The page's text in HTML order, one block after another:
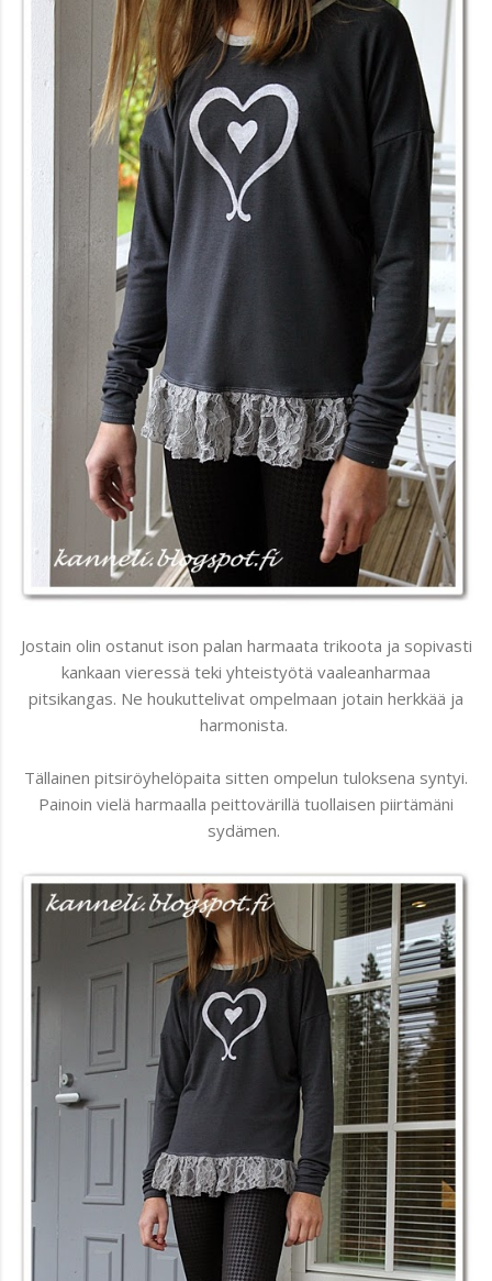
Jostain olin ostanut ison palan harmaata trikoota ja sopivasti
kankaan vieressä teki yhteistyötä vaaleanharmaa
pitsikangas. Ne houkuttelivat ompelmaan jotain herkkää ja
harmonista.
Tällainen pitsiröyhelöpaita sitten ompelun tuloksena syntyi.
Painoin vielä harmaalla peittovärillä tuollaisen piirtämäni
sydämen.